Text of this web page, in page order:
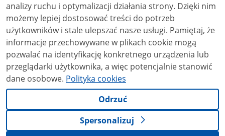
analizy ruchu i optymalizacji działania strony. Dzięki nim
możemy lepiej dostosować treści do potrzeb
użytkowników i stale ulepszać nasze usługi. Pamiętaj, że
informacje przechowywane w plikach cookie mogą
pozwalać na identyfikację konkretnego urządzenia lub
przeglądarki użytkownika, a więc potencjalnie stanowić
dane osobowe. Polityka cookies
Odrzuć
Spersonalizuj